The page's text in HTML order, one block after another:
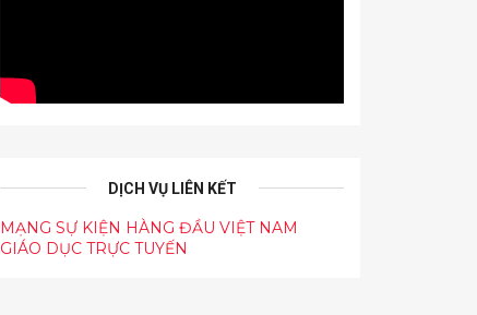
DỊCH VỤ LIÊN KẾT
MẠNG SỰ KIỆN HÀNG ĐẦU VIỆT NAM
GIÁO DỤC TRỰC TUYẾN